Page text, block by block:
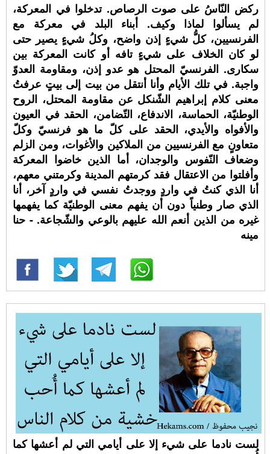
ركض النّاسُ على صوت الرصاص. تدخلوا في المعركة،
لم يسألوا لماذا وكيف. أبناء البلد في معركة مع
الفرنسيين، كلُّ شيءٍ إذن واضح، وكلُ شيءٍ يصير حتى
لو كان الخلاف على شيءٍ تافه أو كانت المعركة بين
سكارى. الفرنسيّ المحتل هو عدو إذن، ومقاومة العدوّ
واجبة. في تلك الأيام وأنا أنتقل من بيت إلى بيتٍ عرفتُ
معنى كلام إبراهيم الشّنكل عن مقاومة المحتل، الروح
الوطنيّة، الحماسة، الاندفاع، التّضامن، الحقد في العيون
والأفواه والأيدي، الحقد على كلّ ما هو فرنسيّ وكلّ
متعاونٍ مع الفرنسيين من الملاكين والأغوات، ومن الزلم
وضعاف النّفوس والوجدان، أما الذين خاضوا المعركة
وأفلتوا من الاعتقال فقد كرمتهم المدينة وكرمتني معهم،
أنا الذي كنتُ في واردٍ ووجدتُ نفسي في واردٍ آخر، أنا
الذي صار وطنياً دون أن يفهم معنى الوطنيّة كما يفهمها
غيره من الذين أنعم الله عليهم بالوعي والشّجاعة. - حنا
مينه
لست نادما على شيء إلا على أيامي التي لم أعشها كما